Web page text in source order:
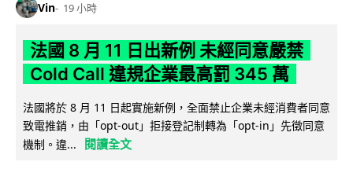
Vin 19 小時
法國 8 月 11 日出新例 未經同意嚴禁
Cold Call 違規企業最高罰 345 萬
法國將於 8 月 11 日起實施新例，全面禁止企業未經消費者同意
致電推銷，由「opt-out」拒接登記制轉為「opt-in」先徵同意
機制。違...
閱讀全文